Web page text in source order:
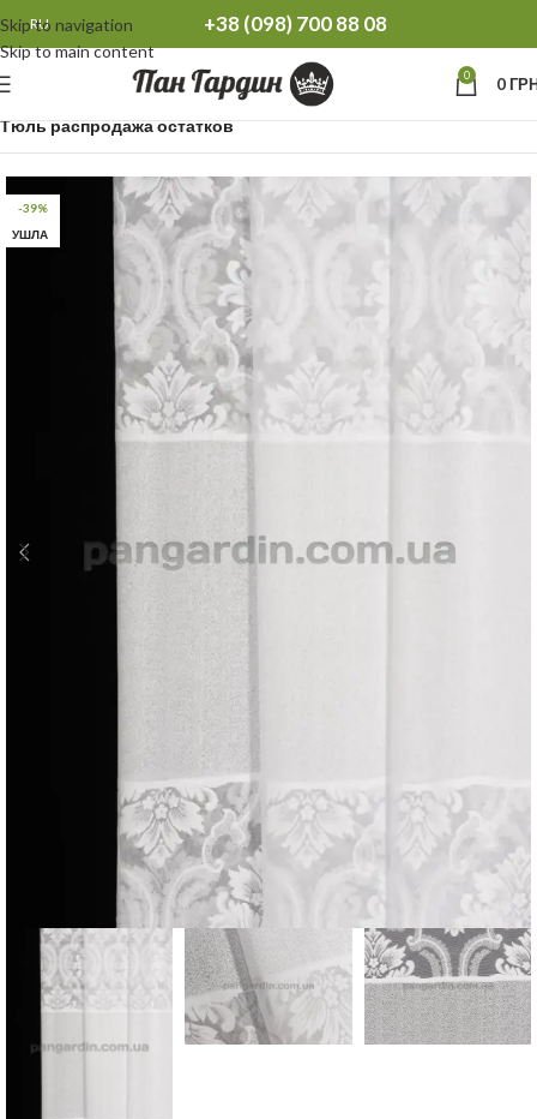
Skip to navigation
Skip to main content
RU +38 (098) 700 88 08
0 0
Главная
Распродажа остатков Тюль Шторы
Тюль распродажа остатков
-39%
УШЛА